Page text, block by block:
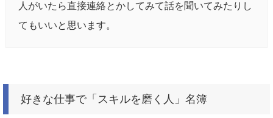
人がいたら直接連絡とかしてみて話を聞いてみたりし
てもいいと思います。
好きな仕事で「スキルを磨く人」名簿